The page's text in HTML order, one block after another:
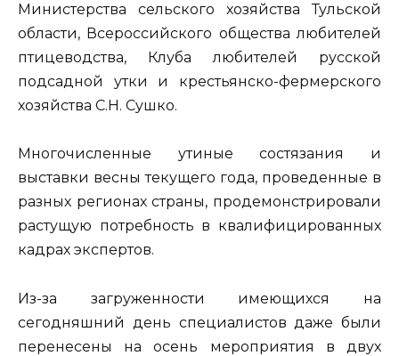
Министерства сельского хозяйства Тульской
области, Всероссийского общества любителей
птицеводства, Клуба любителей русской
подсадной утки и крестьянско-фермерского
хозяйства С.Н. Сушко.
Многочисленные утиные состязания и
выставки весны текущего года, проведенные в
разных регионах страны, продемонстрировали
растущую потребность в квалифицированных
кадрах экспертов.
Из-за загруженности имеющихся на
сегодняшний день специалистов даже были
перенесены на осень мероприятия в двух